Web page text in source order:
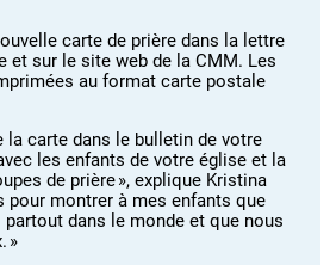
carte de prière dans la lettre
et sur le site web de la CMM. Les
au format carte postale
la carte dans le bulletin de votre
les enfants de votre église et la
de prière », explique Kristina
pour montrer à mes enfants que
dans le monde et que nous
»